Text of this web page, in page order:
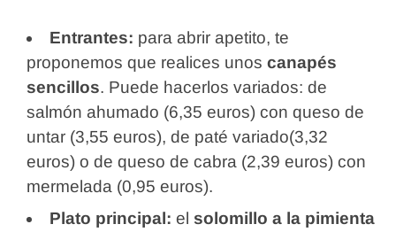
Entrantes: para abrir apetito, te
proponemos que realices unos canapés
sencillos. Puede hacerlos variados: de
salmón ahumado (6,35 euros) con queso de
untar (3,55 euros), de paté variado(3,32
euros) o de queso de cabra (2,39 euros) con
mermelada (0,95 euros).
Plato principal: el solomillo a la pimienta